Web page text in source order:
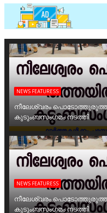
NEWS FEATURESS
നീലേശ്വരം
കുടുംബസംഗമം നടത്തി
NEWS FEATURESS
നീലേശ്വരം
കുടുംബസംഗമം നടത്തി